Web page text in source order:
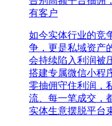
有客户
如今实体行业的竞
争，更是私域资产
会持续陷入利润被
搭建专属微信小程
零抽佣守住利润，
流、每一笔成交，
实体生意摆脱平台